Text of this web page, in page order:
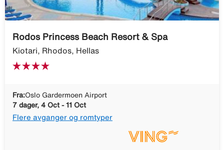
Rodos Princess Beach Resort & Spa
Kiotari, Rhodos, Hellas
Fra:Oslo Gardermoen Airport
7 dager, 4 Oct - 11 Oct
Flere avganger og romtyper